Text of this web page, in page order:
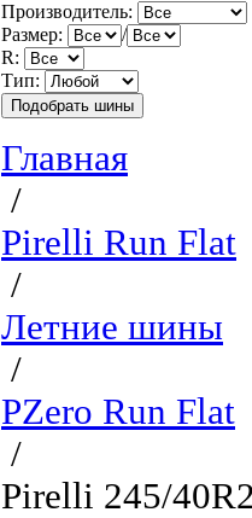
Производитель:
Размер:
/
R:
Тип:
Главная
/
Pirelli Run Flat
/
Летние шины
/
PZero Run Flat
/
Pirelli 245/